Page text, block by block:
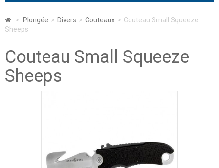
> Plongée > Divers > Couteaux > Couteau Small Squeeze
Sheeps
Couteau Small Squeeze
Sheeps